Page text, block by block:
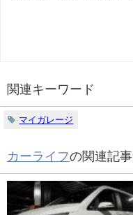
関連キーワード
マイガレージ
カーライフの関連記事